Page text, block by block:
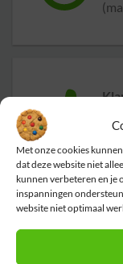
Met onze cookies
dat deze website niet
kunnen verbeteren en je
inspanningen
website niet optimaal